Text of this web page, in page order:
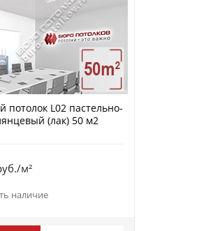
потолок L02 пастельно-
(лак) 50 м2
м²
наличие